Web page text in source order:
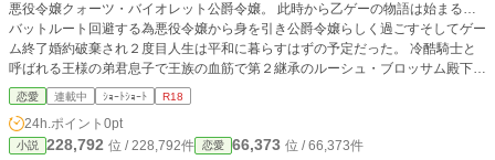
悪役令嬢クォーツ・バイオレット公爵令嬢。 此時から乙ゲーの物語は始まる…
バットルート回避する為悪役令嬢から身を引き公爵令嬢らしく過ごすそしてゲー
ム終了婚約破棄され２度目人生は平和に暮らすはずの予定だった。 冷酷騎士と
呼ばれる王様の弟君息子で王族の血筋で第２継承のルーシュ・ブロッサム殿下に
何故か求婚を申し込まれた。 王命何だろと思って軽く返事をしたクォーツ令嬢
だったが…
恋愛 連載中 ｼｮｰﾄｼｮｰﾄ R18
24h.ポイント 0pt
小説 228,792 位 / 228,792件 恋愛 66,373 位 / 66,373件